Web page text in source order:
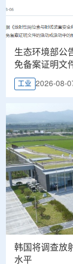
生态环境部公
免备案证明文
工业 2026-08-
韩国将调查放
水平